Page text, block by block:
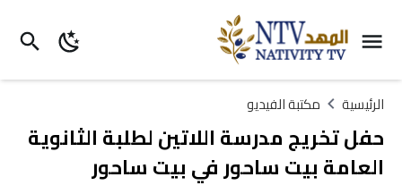
الرئيسية مكتبة الفيديو
حفل تخريج مدرسة اللاتين لطلبة الثانوية
العامة بيت ساحور في بيت ساحور